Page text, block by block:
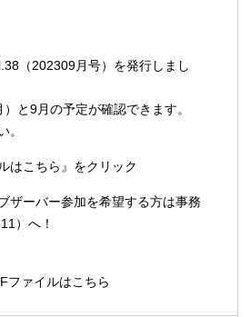
（202309月号）を発行しまし
と9月の予定が確認できます。
。
はこちら』をクリック
ザーバー参加を希望する方は事務
）へ！
ファイルはこちら